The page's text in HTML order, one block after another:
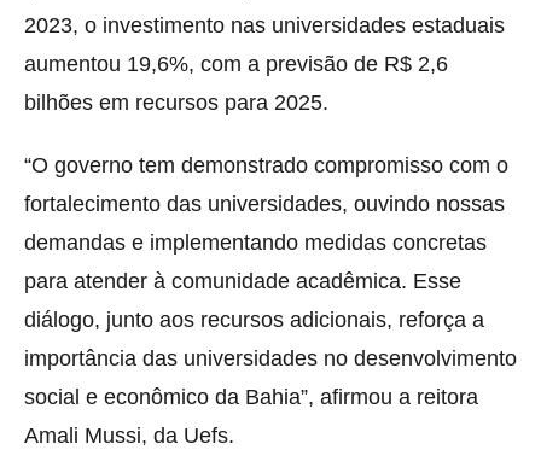
2023, o investimento nas universidades estaduais
aumentou 19,6%, com a previsão de R$ 2,6
bilhões em recursos para 2025.
“O governo tem demonstrado compromisso com o
fortalecimento das universidades, ouvindo nossas
demandas e implementando medidas concretas
para atender à comunidade acadêmica. Esse
diálogo, junto aos recursos adicionais, reforça a
importância das universidades no desenvolvimento
social e econômico da Bahia”, afirmou a reitora
Amali Mussi, da Uefs.